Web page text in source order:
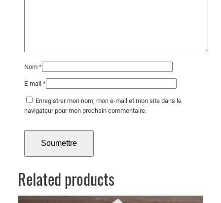
Nom *
E-mail *
Enregistrer mon nom, mon e-mail et mon site dans le
navigateur pour mon prochain commentaire.
Related products